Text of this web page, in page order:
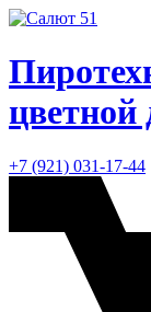
+7 (921) 031-17-44